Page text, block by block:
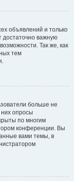
объявлений и только
достаточно важную
Так же, как
тем
больше не
опросы
по многим
конференции. Вы
вами темы, в